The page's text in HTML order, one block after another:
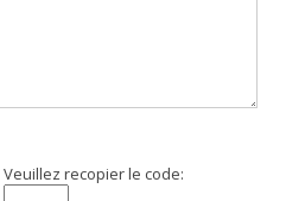
Veuillez recopier le code: